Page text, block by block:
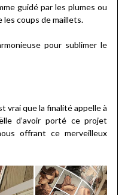
guidé par les plumes ou
les coups de maillets.
pour sublimer le
vrai que la finalité appelle à
d’avoir porté ce projet
offrant ce merveilleux